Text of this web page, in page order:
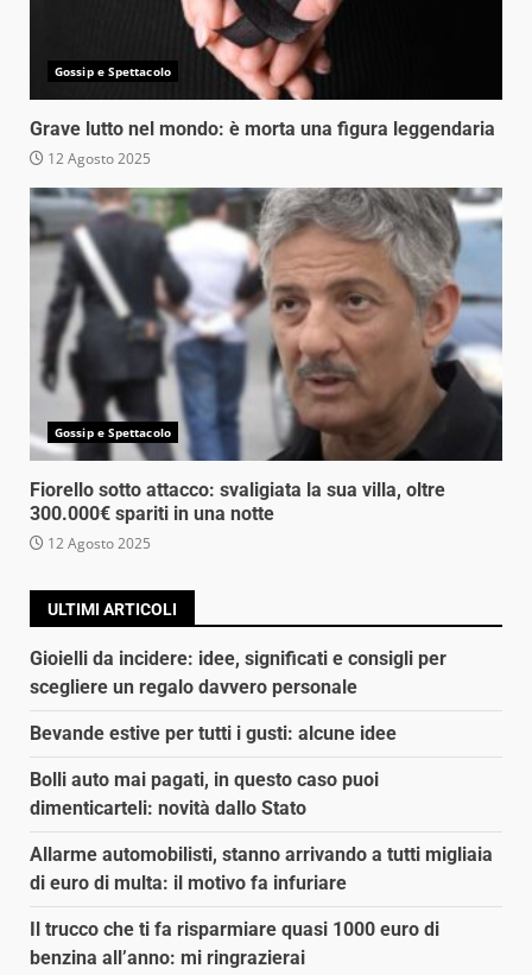
Gossip e Spettacolo
Grave lutto nel mondo: è morta una figura leggendaria
12 Agosto 2025
Gossip e Spettacolo
Fiorello sotto attacco: svaligiata la sua villa, oltre
300.000€ spariti in una notte
12 Agosto 2025
ULTIMI ARTICOLI
Gioielli da incidere: idee, significati e consigli per
scegliere un regalo davvero personale
Bevande estive per tutti i gusti: alcune idee
Bolli auto mai pagati, in questo caso puoi
dimenticarteli: novità dallo Stato
Allarme automobilisti, stanno arrivando a tutti migliaia
di euro di multa: il motivo fa infuriare
Il trucco che ti fa risparmiare quasi 1000 euro di
benzina all’anno: mi ringrazierai